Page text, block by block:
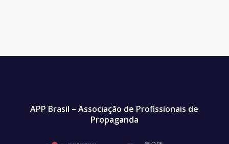
APP Brasil – Associação de Profissionais de
Propaganda